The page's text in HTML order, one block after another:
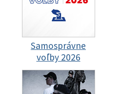
Samosprávne
voľby 2026